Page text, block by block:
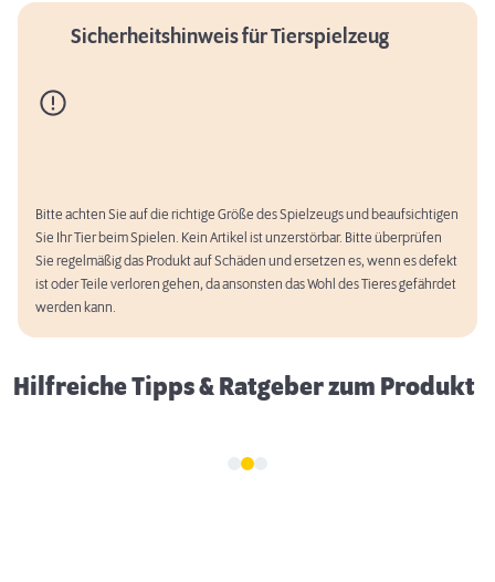
Sicherheitshinweis für Tierspielzeug
Bitte achten Sie auf die richtige Größe des Spielzeugs und beaufsichtigen
Sie Ihr Tier beim Spielen. Kein Artikel ist unzerstörbar. Bitte überprüfen
Sie regelmäßig das Produkt auf Schäden und ersetzen es, wenn es defekt
ist oder Teile verloren gehen, da ansonsten das Wohl des Tieres gefährdet
werden kann.
Hilfreiche Tipps & Ratgeber zum Produkt
Gassigehen im Dunkeln: 5 Tipps für mehr
Sicherheit